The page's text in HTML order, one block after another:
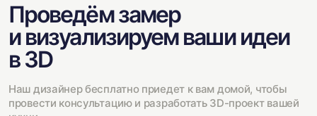
Проведём замер
и визуализируем ваши идеи
в 3D
Наш дизайнер бесплатно приедет к вам домой, чтобы
провести консультацию и разработать 3D-проект вашей